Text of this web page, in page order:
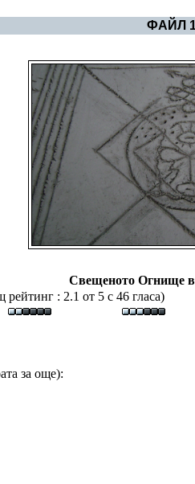
ФАЙЛ
Свещеното Огнище
рейтинг : 2.1 от 5 с 46 гласа)
за още):